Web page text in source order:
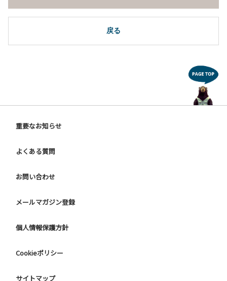
戻る
重要なお知らせ
よくある質問
お問い合わせ
メールマガジン登録
個人情報保護方針
Cookieポリシー
サイトマップ